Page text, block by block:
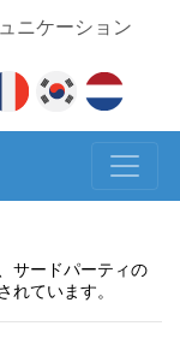
ニケーション
サードパーティの
ています。